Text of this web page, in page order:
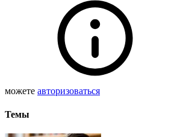
можете авторизоваться
Темы